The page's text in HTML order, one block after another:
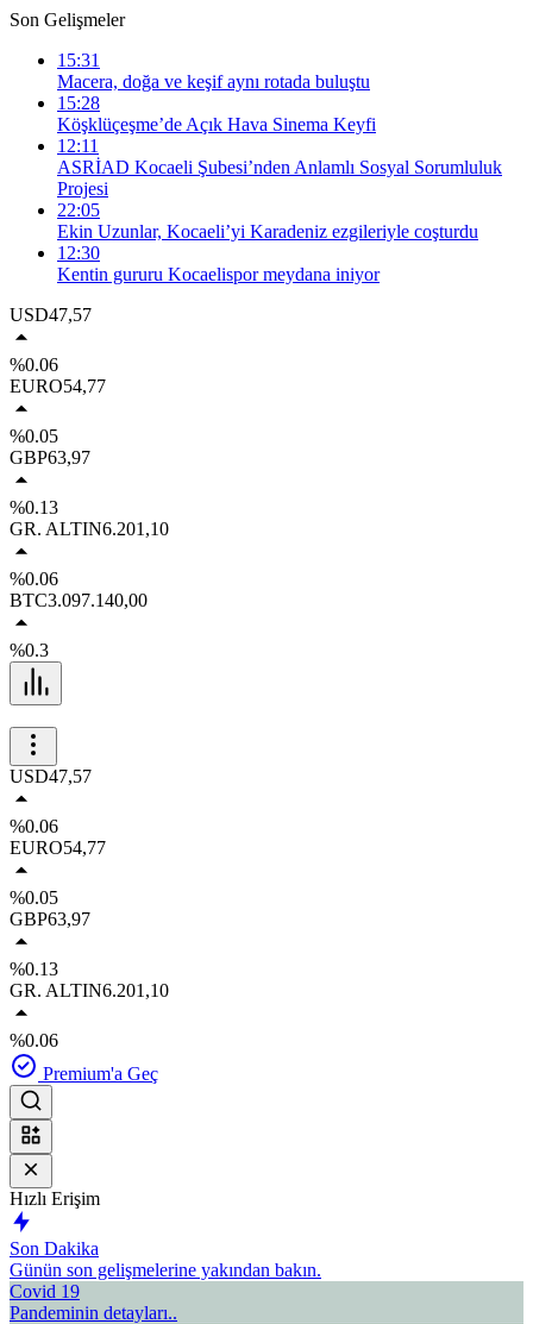
Son Gelişmeler
15:31
Macera, doğa ve keşif aynı rotada buluştu
15:28
Köşklüçeşme’de Açık Hava Sinema Keyfi
12:11
ASRİAD Kocaeli Şubesi’nden Anlamlı Sosyal Sorumluluk
Projesi
22:05
Ekin Uzunlar, Kocaeli’yi Karadeniz ezgileriyle coşturdu
12:30
Kentin gururu Kocaelispor meydana iniyor
USD47,57
%0.06
EURO54,77
%0.05
GBP63,97
%0.13
GR. ALTIN6.201,10
%0.06
BTC3.097.140,00
%0.3
USD47,57
%0.06
EURO54,77
%0.05
GBP63,97
%0.13
GR. ALTIN6.201,10
%0.06
Premium'a Geç
Hızlı Erişim
Son Dakika
Günün son gelişmelerine yakından bakın.
Covid 19
Pandeminin detayları..